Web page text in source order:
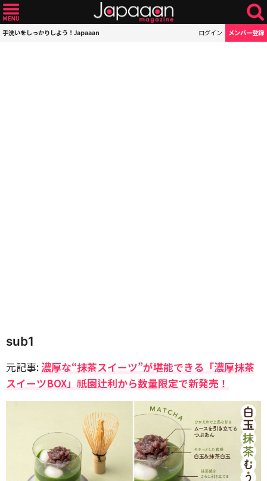
手洗いをしっかりしよう！Japaaan ログイン メンバー登録
sub1
元記事: 濃厚な“抹茶スイーツ”が堪能できる「濃厚抹茶
スイーツBOX」祇園辻利から数量限定で新発売！